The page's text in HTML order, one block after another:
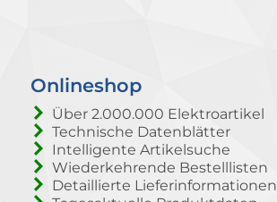
Onlineshop
Über 2.000.000 Elektroartikel
Technische Datenblätter
Intelligente Artikelsuche
Wiederkehrende Bestelllisten
Detaillierte Lieferinformationen